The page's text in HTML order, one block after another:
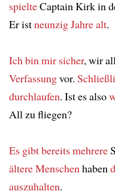
spielteCaptain Kirk in
Er istneunzig Jahre alt.
Ich bin mir sicher, wir
Verfassungvor.
durchlaufen. Ist es also
All zu fliegen?
Es gibt bereitsmehrere
ältere Menschen haben
auszuhalten.